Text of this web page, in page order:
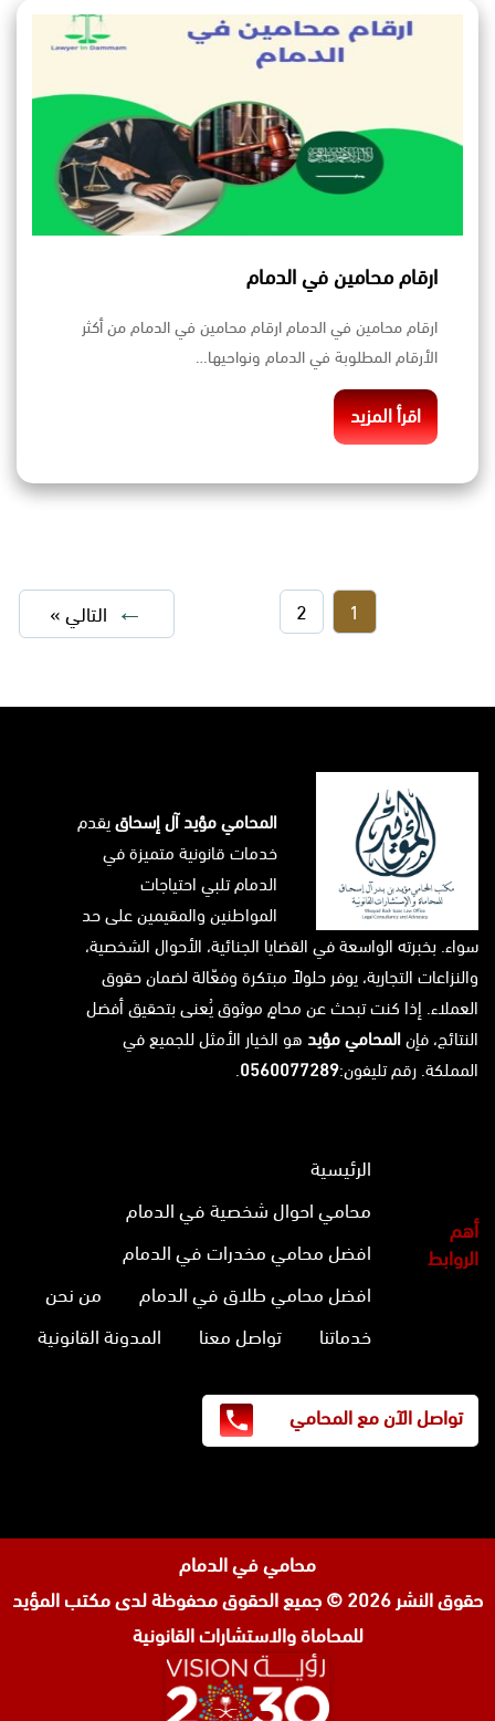
ارقام محامين في الدمام
ارقام محامين في الدمام ارقام محامين في الدمام من أكثر
الأرقام المطلوبة في الدمام ونواحيها…
اقرأ المزيد
1
2 التالي »
المحامي مؤيد آل إسحاقيقدم
خدمات قانونية متميزة في
الدمام تلبي احتياجات
المواطنين والمقيمين على حد
سواء. بخبرته الواسعة في القضايا الجنائية، الأحوال الشخصية،
والنزاعات التجارية، يوفر حلولاً مبتكرة وفعّالة لضمان حقوق
العملاء. إذا كنت تبحث عن محامٍ موثوق يُعنى بتحقيق أفضل
النتائج، فإنالمحامي مؤيد هو الخيار الأمثل للجميع في
المملكة. رقم تليفون:0560077289
.
أهم
الروابط
الرئيسية
محامي احوال شخصية في الدمام
افضل محامي مخدرات في الدمام
افضل محامي طلاق في الدمام
من نحن
خدماتنا
تواصل معنا المدونة القانونية
تواصل الآن مع المحامي
محامي في الدمام
حقوق النشر 2026 © جميع الحقوق محفوظة لدى
مكتب المؤيد
للمحاماة والاستشارات القانونية